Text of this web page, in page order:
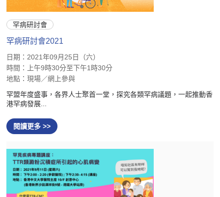
罕病研討會
罕病研討會2021
日期：2021年09月25日（六）
時間：上午9時30分至下午1時30分
地點：現場／網上參與
罕盟年度盛事，各界人士聚首一堂，探究各類罕病議題，一起推動香
港罕病發展...
閱讀更多 >>